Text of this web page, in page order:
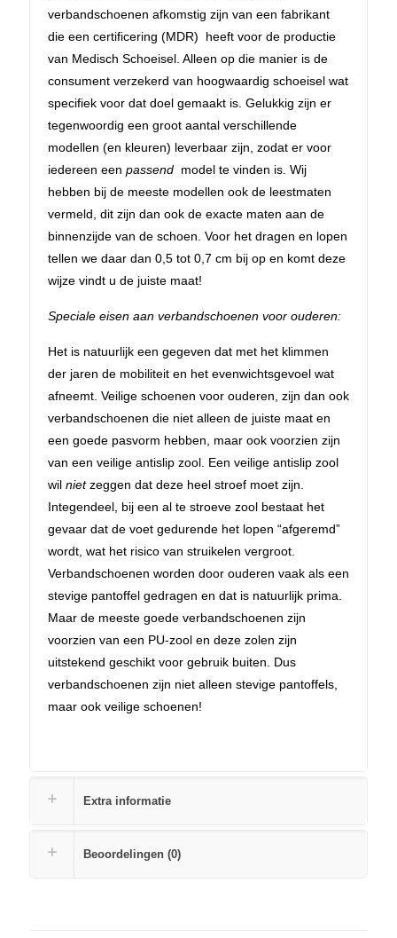
verbandschoenen afkomstig zijn van een fabrikant
die een certificering (MDR) heeft voor de productie
van Medisch Schoeisel. Alleen op die manier is de
consument verzekerd van hoogwaardig schoeisel wat
specifiek voor dat doel gemaakt is. Gelukkig zijn er
tegenwoordig een groot aantal verschillende
modellen (en kleuren) leverbaar zijn, zodat er voor
iedereen een passend model te vinden is. Wij
hebben bij de meeste modellen ook de leestmaten
vermeld, dit zijn dan ook de exacte maten aan de
binnenzijde van de schoen. Voor het dragen en lopen
tellen we daar dan 0,5 tot 0,7 cm bij op en komt deze
wijze vindt u de juiste maat!
Speciale eisen aan verbandschoenen voor ouderen:
Het is natuurlijk een gegeven dat met het klimmen
der jaren de mobiliteit en het evenwichtsgevoel wat
afneemt. Veilige schoenen voor ouderen, zijn dan ook
verbandschoenen die niet alleen de juiste maat en
een goede pasvorm hebben, maar ook voorzien zijn
van een veilige antislip zool. Een veilige antislip zool
wil nietzeggen dat deze heel stroef moet zijn.
Integendeel, bij een al te stroeve zool bestaat het
gevaar dat de voet gedurende het lopen “afgeremd”
wordt, wat het risico van struikelen vergroot.
Verbandschoenen worden door ouderen vaak als een
stevige pantoffel gedragen en dat is natuurlijk prima.
Maar de meeste goede verbandschoenen zijn
voorzien van een PU-zool en deze zolen zijn
uitstekend geschikt voor gebruik buiten. Dus
verbandschoenen zijn niet alleen stevige pantoffels,
maar ook veilige schoenen!
Extra informatie
Beoordelingen (0)